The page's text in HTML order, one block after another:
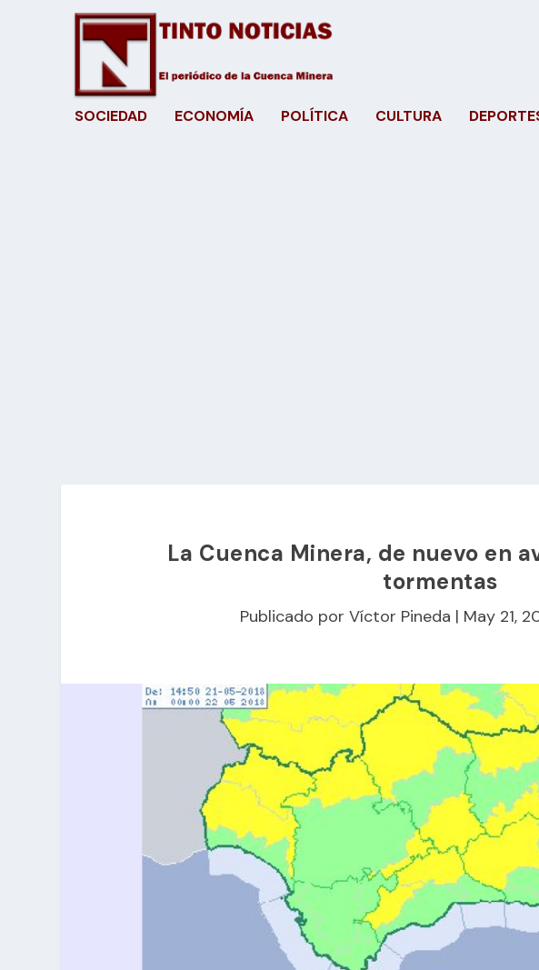
SOCIEDAD ECONOMÍA POLÍTICA CULTURA
La Cuenca Minera, de nuevo en
tormentas
Publicado porVíctor Pineda | May 21,